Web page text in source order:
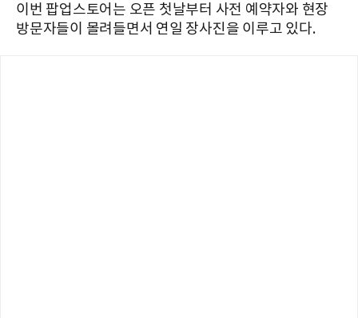
이번 팝업스토어는 오픈 첫날부터 사전 예약자와 현장
방문자들이 몰려들면서 연일 장사진을 이루고 있다.